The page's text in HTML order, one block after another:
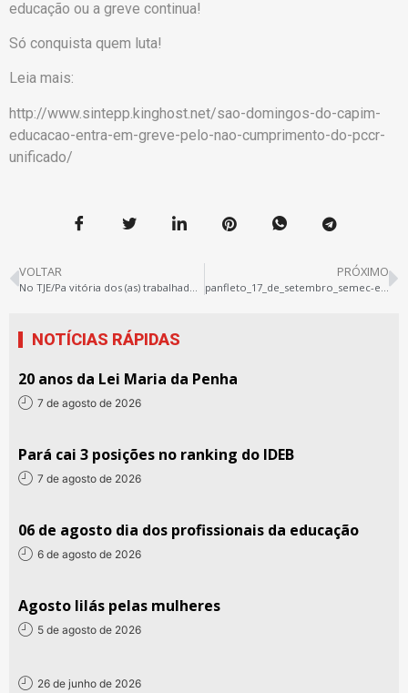
educação ou a greve continua!
Só conquista quem luta!
Leia mais:
http://www.sintepp.kinghost.net/sao-domingos-do-capim-
educacao-entra-em-greve-pelo-nao-cumprimento-do-pccr-
unificado/
VOLTAR
No TJE/Pa vitória dos (as) trabalhadores (as) em educação de Belém, mas a luta continua
PRÓXIMO
panfleto_17_de_setembro_semec-edição_05
NOTÍCIAS RÁPIDAS
20 anos da Lei Maria da Penha
7 de agosto de 2026
Pará cai 3 posições no ranking do IDEB
7 de agosto de 2026
06 de agosto dia dos profissionais da educação
6 de agosto de 2026
Agosto lilás pelas mulheres
5 de agosto de 2026
26 de junho de 2026